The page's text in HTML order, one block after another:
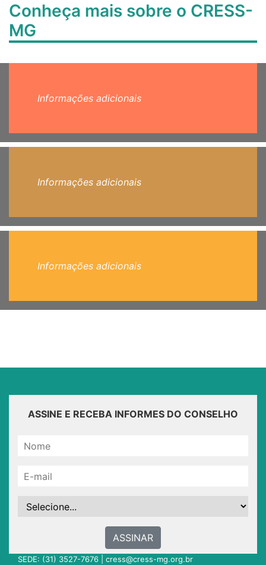
Conheça mais sobre o CRESS-
MG
Informações adicionais
Informações adicionais
Informações adicionais
ASSINE E RECEBA INFORMES DO CONSELHO
ASSINAR
SEDE: (31) 3527-7676 | cress@cress-mg.org.br